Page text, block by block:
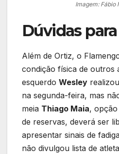
Imagem: Fábio
Dúvidas
Além de Ortiz, o
condição física de outros
esquerdo Wesley
na segunda-feira, mas
meia Thiago Maia,
de reservas, deverá ser
apresentar sinais de
não divulgou lista de